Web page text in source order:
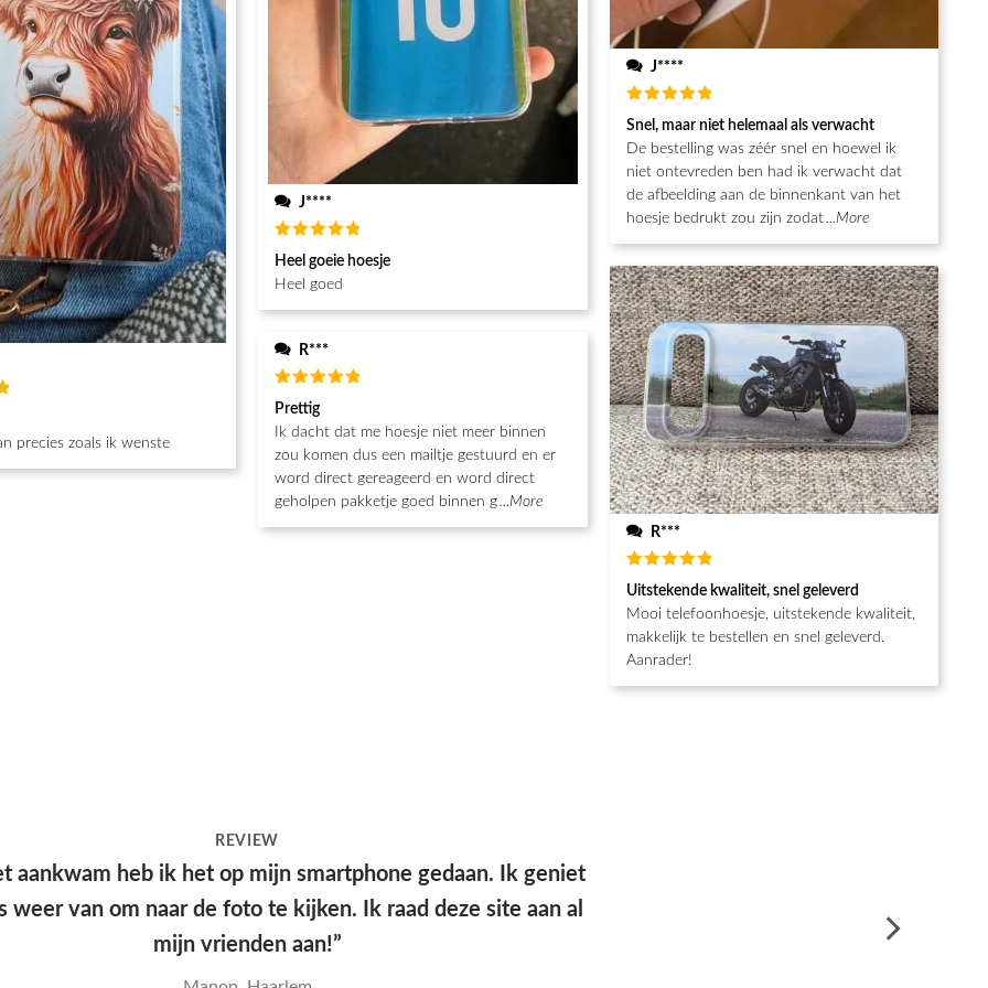
precies zoals ik wenste
J****
Waardering
5uit 5
Heel goeie hoesje
Heel goed
R***
Waardering
5 uit 5
Prettig
Ik dacht dat me hoesje niet meer binnen
zou komen dus een mailtje gestuurd en er
word direct gereageerd en word direct
geholpen pakketje goed binnen g...More
J****
Waardering
5uit 5
Snel, maar niet helemaal als verwacht
De bestelling was zéér snel en hoewel ik
niet ontevreden ben had ik verwacht dat
de afbeelding aan de binnenkant van het
hoesje bedrukt zou zijn zodat...More
R***
Waardering
5uit 5
Uitstekende kwaliteit, snel geleverd
Mooi telefoonhoesje, uitstekende kwaliteit,
makkelijk te bestellen en snel geleverd.
Aanrader!
REVIEW
kwam snel aan en had een leuke verpakking, hele goede
kwaliteit en mooie print.”
Yana, Den Haag